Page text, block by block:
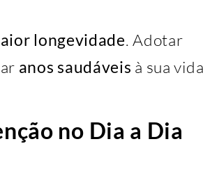
longevidade . Adotar
anos saudáveis à sua vida,
no Dia a Dia